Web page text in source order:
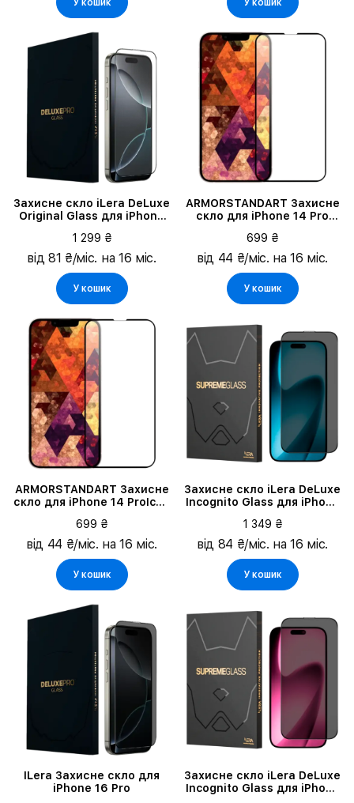
У кошик У кошик
Захисне скло iLera DeLuxe
Original Glass для iPhone
1 299 ₴
від 81 ₴/міс. на 16 міс.
У кошик
ARMORSTANDART Захисне
скло для iPhone 14 Pro
699 ₴
від 44 ₴/міс. на 16 міс.
У кошик
ARMORSTANDART Захисне
скло для iPhone 14 ProIcon
699 ₴
від 44 ₴/міс. на 16 міс.
У кошик
Захисне скло iLera DeLuxe
Incognito Glass для iPhone
1 349 ₴
від 84 ₴/міс. на 16 міс.
У кошик
ILera Захисне скло для
iPhone 16 Pro
Захисне скло iLera DeLuxe
Incognito Glass для iPhone